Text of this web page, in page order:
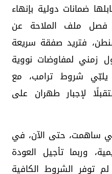
ضمانات دولية بإنهاء
فصل ملف الملاحة عن
فتريد صفقة سريعة
زمني لمفاوضات نووية
شروط ترامب، مع
لإجبار طهران على
ساهمت، حتى الآن، في
وربما تأجيل العودة
توفر الشروط الكافية